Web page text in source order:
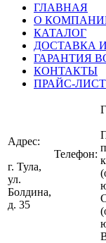
ГЛАВНАЯ
О
КАТАЛОГ
ДОСТАВКА
ГАРАНТИЯ
КОНТАКТЫ
ПРАЙС-ЛИСТ
Адрес:
г. Тула,
ул.
Болдина,
д. 35
Телефон: